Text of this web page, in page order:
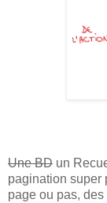
Une BD un
pagination super
page ou pas,